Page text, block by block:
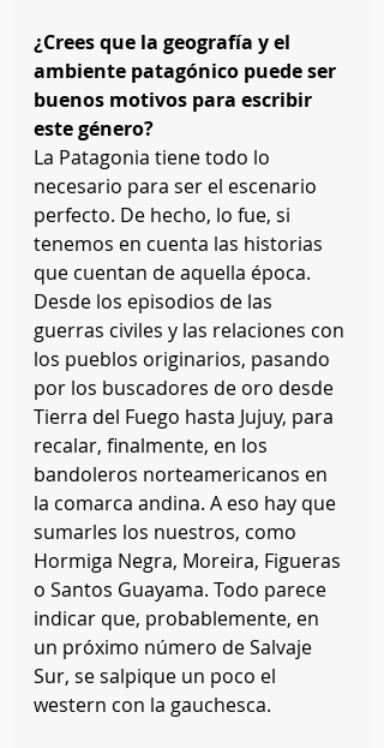
¿Crees que la geografía y el
ambiente patagónico puede ser
buenos motivos para escribir
este género?
La Patagonia tiene todo lo
necesario para ser el escenario
perfecto. De hecho, lo fue, si
tenemos en cuenta las historias
que cuentan de aquella época.
Desde los episodios de las
guerras civiles y las relaciones con
los pueblos originarios, pasando
por los buscadores de oro desde
Tierra del Fuego hasta Jujuy, para
recalar, finalmente, en los
bandoleros norteamericanos en
la comarca andina. A eso hay que
sumarles los nuestros, como
Hormiga Negra, Moreira, Figueras
o Santos Guayama. Todo parece
indicar que, probablemente, en
un próximo número de Salvaje
Sur, se salpique un poco el
western con la gauchesca.